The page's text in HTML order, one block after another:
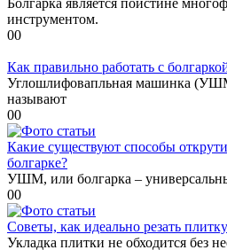
инструментом.
00
Как правильно работать с
Углошлифовапльная машинка
называют
00
Какие существуют способы
болгарке?
УШМ, или болгарка –
00
Советы, как идеально резать
Укладка плитки не обходится без